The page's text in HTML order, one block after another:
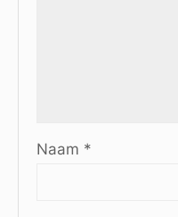
Naam *